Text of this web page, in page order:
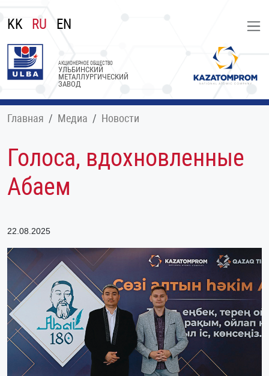
KK RU EN
УЛЬБИНСКИЙ
МЕТАЛЛУРГИЧЕСКИЙ
ЗАВОД
АКЦИОНЕРНОЕ ОБЩЕСТВО
Главная Медиа Новости
Голоса, вдохновленные
Абаем
22.08.2025